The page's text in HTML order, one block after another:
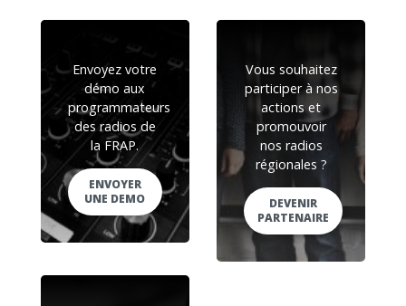
Envoyez votre
démo aux
programmateurs
des radios de
la FRAP.
ENVOYER
UNE DEMO
Vous souhaitez
participer à nos
actions et
promouvoir
nos radios
régionales ?
DEVENIR
PARTENAIRE